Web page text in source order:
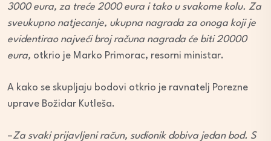
3000 eura, za treće 2000 eura i tako u svakome kolu. Za
sveukupno natjecanje, ukupna nagrada za onoga koji je
evidentirao najveći broj računa nagrada će biti 20000
eura, otkrio je Marko Primorac, resorni ministar.
A kako se skupljaju bodovi otkrio je ravnatelj Porezne
uprave Božidar Kutleša.
–Za svaki prijavljeni račun, sudionik dobiva jedan bod. S